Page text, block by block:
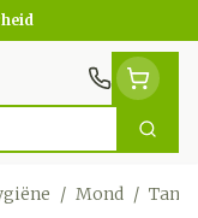
Zoek
/ Mond /